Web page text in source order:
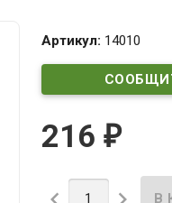
Артикул: 14010
216 ₽